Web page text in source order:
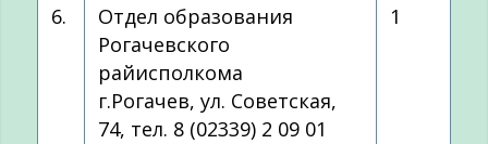
6.
Отдел образования
Рогачевского
райисполкома
г.Рогачев, ул. Советская,
74, тел. 8 (02339) 2 09 01
1